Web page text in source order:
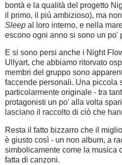
bontà e la qualità del progetto
il primo, il più ambizioso), ma
Sleep al loro interno, e nella
escono ogni anno si sono un po'
E si sono persi anche i Night
Ullyart, che abbiamo ritorvato
membri del gruppo sono
faccende personali. Una piccola
particolarmente originale - tra
protagonisti un po' alla volta
lasciano il raccolto di ciò che
Resta il fatto bizzarro che il
è giusto così - un non album, a
simbolicamente come la musica
fatta di canzoni.